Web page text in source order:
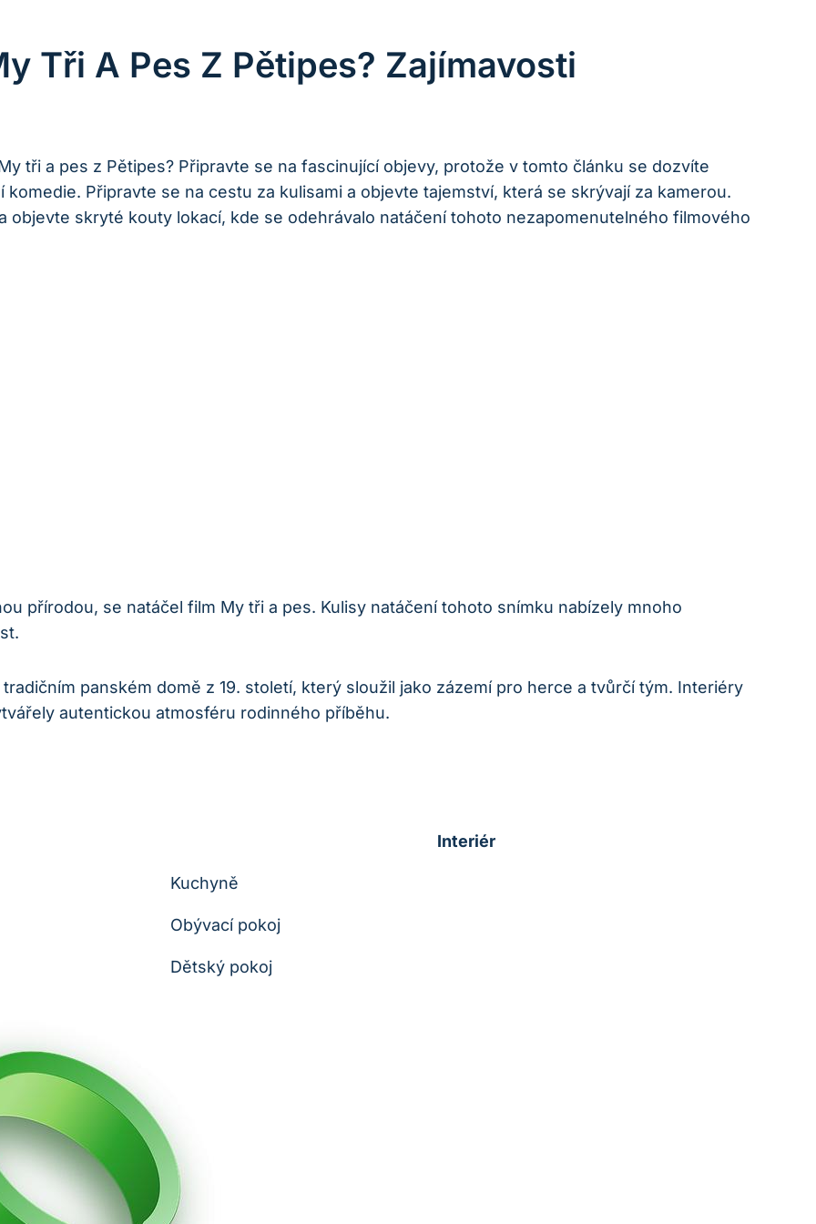
Tři A Pes Z Pětipes? Zajímavosti
tři a pes z Pětipes? Připravte se na fascinující objevy, protože v tomto článku se dozvíte
Připravte se na cestu za kulisami a objevte tajemství, která se skrývají za kamerou.
objevte skryté kouty lokací, kde se odehrávalo natáčení tohoto nezapomenutelného filmového
přírodou, se natáčel film My tři a pes. Kulisy natáčení tohoto snímku nabízely mnoho
panském domě z 19. století, který sloužil jako zázemí pro herce a tvůrčí tým. Interiéry
autentickou atmosféru rodinného příběhu.
Interiér
Kuchyně
Obývací pokoj
Dětský pokoj